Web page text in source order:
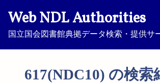
Web NDL Authorities
国立国会図書館典拠データ検索・提供サ
617(NDC10) の検索